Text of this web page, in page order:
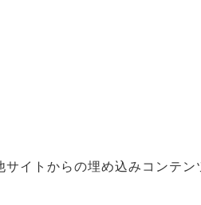
イトからの埋め込みコンテ